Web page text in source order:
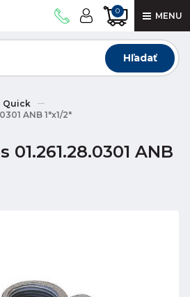
0 MENU
Hľadať
Quick
ANB 1"x1/2"
01.261.28.0301 ANB